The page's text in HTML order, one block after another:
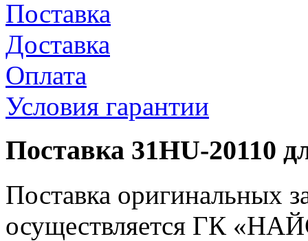
Поставка
Доставка
Оплата
Условия гарантии
Поставка 31HU-20110
Поставка оригинальных
осуществляется ГК